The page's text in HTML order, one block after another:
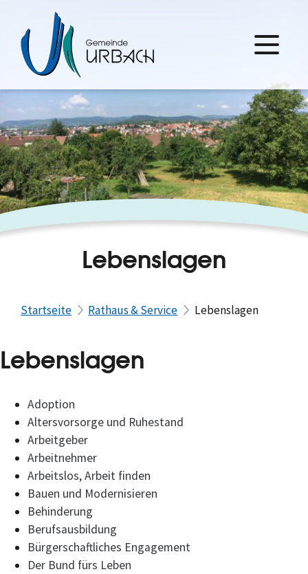
Lebenslagen
Startseite Rathaus & Service Lebenslagen
Lebenslagen
Adoption
Altersvorsorge und Ruhestand
Arbeitgeber
Arbeitnehmer
Arbeitslos, Arbeit finden
Bauen und Modernisieren
Behinderung
Berufsausbildung
Bürgerschaftliches Engagement
Der Bund fürs Leben